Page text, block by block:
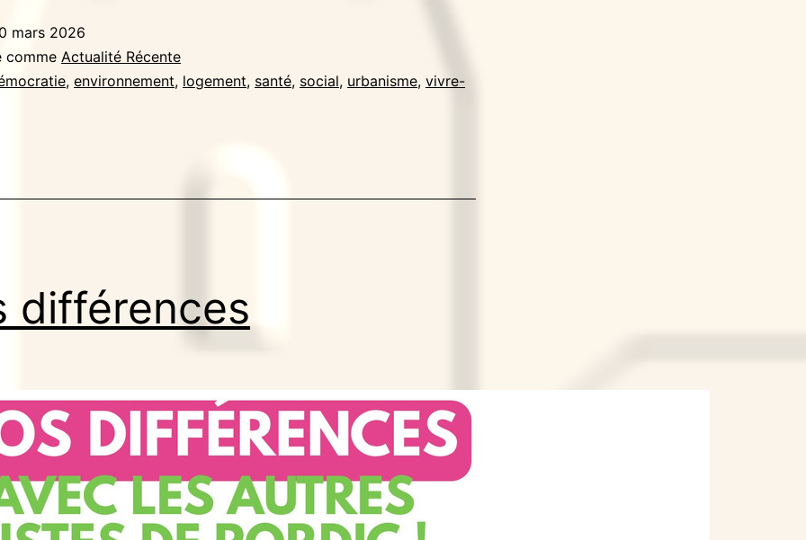
mars 2026
comme Actualité Récente
, environnement, logement, santé, social, urbanisme, vivre-
différences